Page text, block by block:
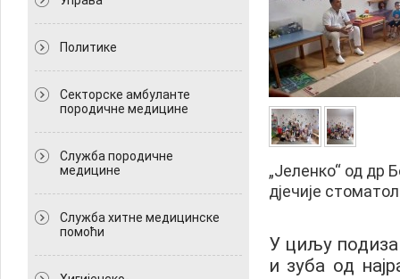
Политикe
Секторске амбуланте
породичне медицине
Служба породичне
медицине
Служба хитне медицинске
помоћи
„Јеленко“ од др
дјечије
У циљу
и зуба од